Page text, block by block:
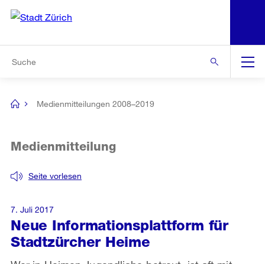
Navigation
[no
Medienmitteilungen 2008–2019
Neue Informationsplattform für
Stadtzürcher Heime
Seite vorlesen
Medienmitteilung
7. Juli 2017